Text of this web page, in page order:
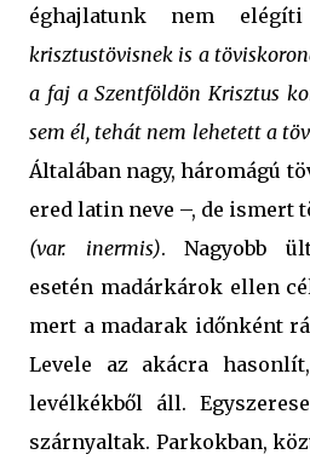
éghajlatunk nem
krisztustövisnek is a
a faj a Szentföldön Krisztus
sem él, tehát nem lehetett a
Általában nagy, háromágú
ered latin neve –, de ismert
(var. inermis). Nagyobb
esetén madárkárok ellen
mert a madarak időnként
Levele az akácra
levélkékből áll.
szárnyaltak. Parkokban,